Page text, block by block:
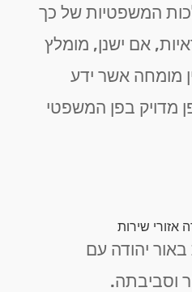
המשפטיות של כך
אם ישנן, מומלץ
מומחה אשר ידע
מדויק בפן המשפטי
אזורי שירות
יהודה עם
וסביבתה.